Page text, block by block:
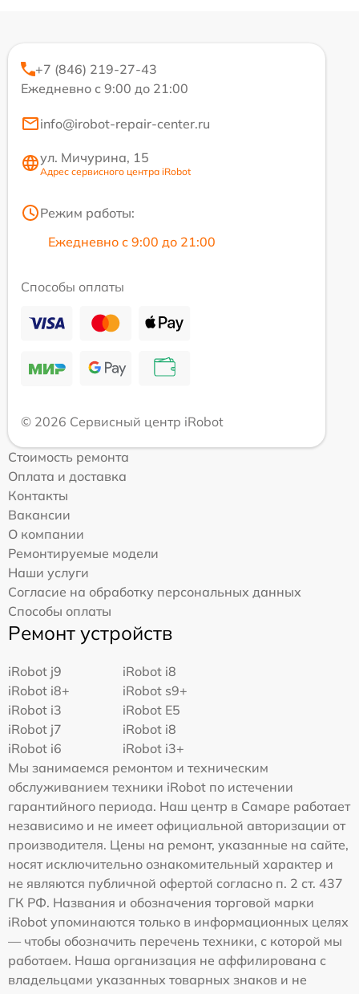
+7 (846) 219-27-43
Ежедневно с 9:00 до 21:00
info@irobot-repair-center.ru
ул. Мичурина, 15
Адрес сервисного центра iRobot
Режим работы:
Ежедневно с 9:00 до 21:00
Способы оплаты
© 2026 Сервисный центр iRobot
Стоимость ремонта
Оплата и доставка
Контакты
Вакансии
О компании
Ремонтируемые модели
Наши услуги
Согласие на обработку персональных данных
Способы оплаты
Ремонт устройств
iRobot j9
iRobot i8
iRobot i8+
iRobot s9+
iRobot i3
iRobot E5
iRobot j7
iRobot i8
iRobot i6
iRobot i3+
Мы занимаемся ремонтом и техническим
обслуживанием техники iRobot по истечении
гарантийного периода. Наш центр в Самаре работает
независимо и не имеет официальной авторизации от
производителя. Цены на ремонт, указанные на сайте,
носят исключительно ознакомительный характер и
не являются публичной офертой согласно п. 2 ст. 437
ГК РФ. Названия и обозначения торговой марки
iRobot упоминаются только в информационных целях
— чтобы обозначить перечень техники, с которой мы
работаем. Наша организация не аффилирована с
владельцами указанных товарных знаков и не